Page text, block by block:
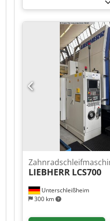
Amllsx Afkjrf
Raumbedarf ca.: 8,71 x
Zähnezahlbereich:
max.: +45/-45 °
max.: 1000 mm X-
mm Z-Achse: 320 mm b-
Unterschleißheim
300 km
LIEBHERR LCS700